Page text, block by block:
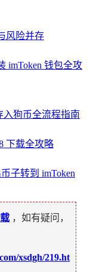
风险并存
imToken 钱包全攻
入狗币全流程指南
下载全攻略
子转到 imToken
，如有疑问，
xsdgh/219.ht